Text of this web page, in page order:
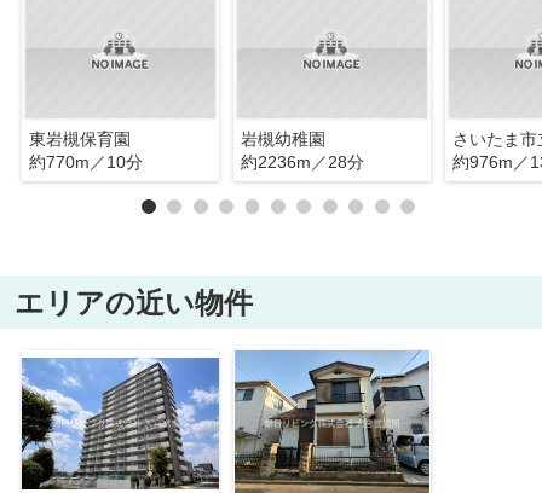
東岩槻保育園
約770m／10分
岩槻幼稚園
約2236m／28分
約976m／
エリアの近い物件